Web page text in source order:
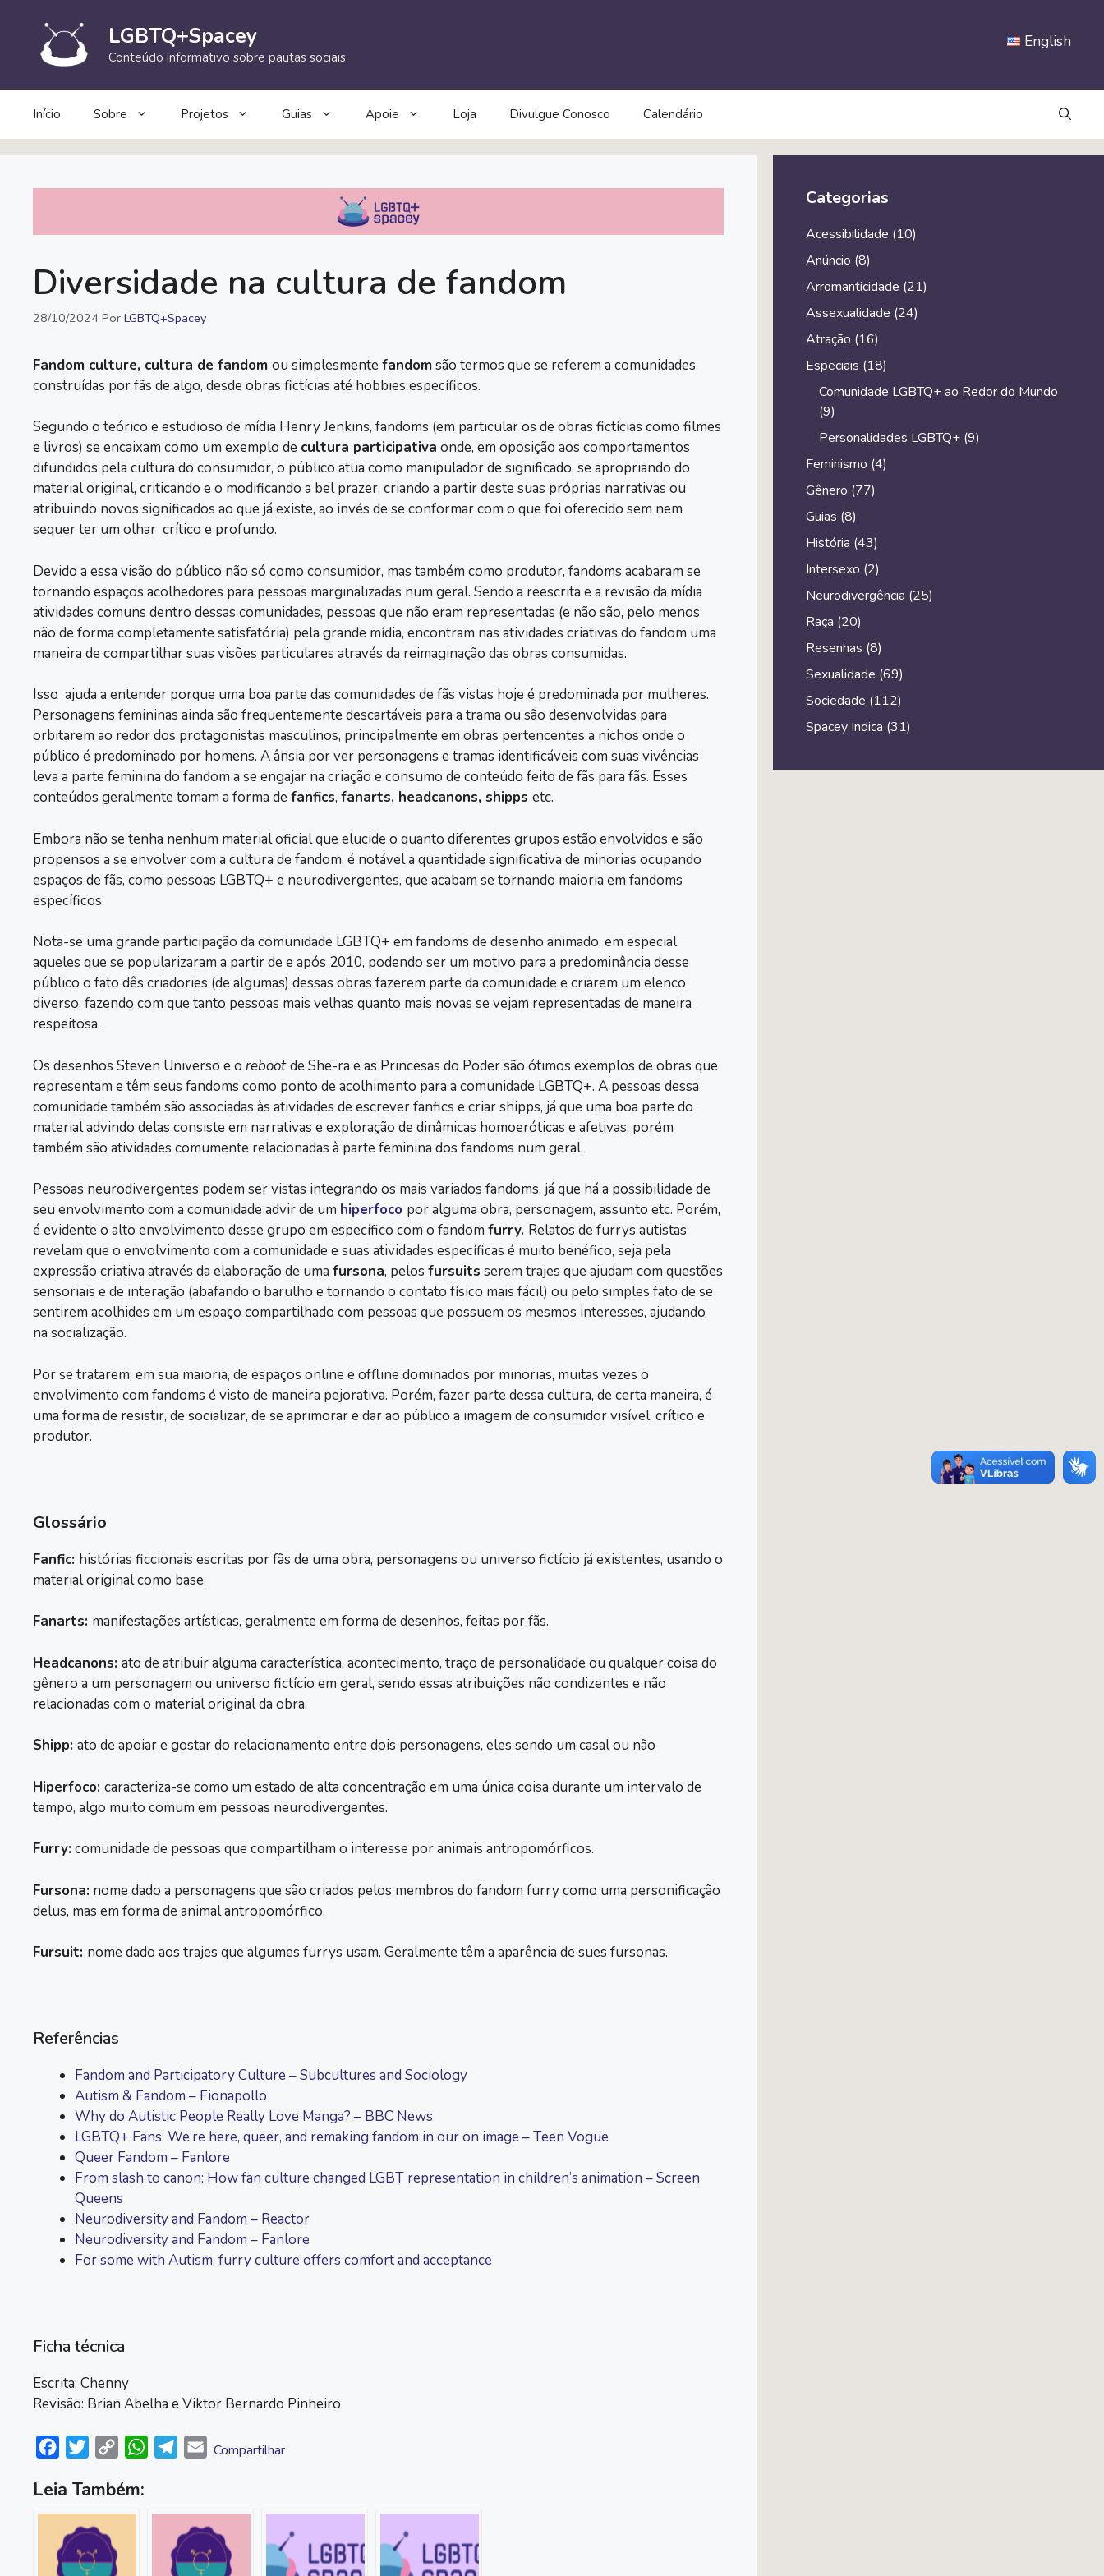
conteúdo
LGBTQ+Spacey
Conteúdo informativo sobre pautas sociais
English
Início Sobre Projetos Guias Apoie Loja Divulgue Conosco Calendário
Diversidade na cultura de fandom
28/10/2024 Por LGBTQ+Spacey
Fandom culture, cultura de fandom ou simplesmente fandomsão termos que se referem a comunidades
construídas por fãs de algo, desde obras fictícias até hobbies específicos.
Segundo o teórico e estudioso de mídia Henry Jenkins, fandoms (em particular os de obras fictícias como filmes
e livros) se encaixam como um exemplo de cultura participativa onde, em oposição aos comportamentos
difundidos pela cultura do consumidor, o público atua como manipulador de significado, se apropriando do
material original, criticando e o modificando a bel prazer, criando a partir deste suas próprias narrativas ou
atribuindo novos significados ao que já existe, ao invés de se conformar com o que foi oferecido sem nem
sequer ter um olhar crítico e profundo.
Devido a essa visão do público não só como consumidor, mas também como produtor, fandoms acabaram se
tornando espaços acolhedores para pessoas marginalizadas num geral. Sendo a reescrita e a revisão da mídia
atividades comuns dentro dessas comunidades, pessoas que não eram representadas (e não são, pelo menos
não de forma completamente satisfatória) pela grande mídia, encontram nas atividades criativas do fandom uma
maneira de compartilhar suas visões particulares através da reimaginação das obras consumidas.
Isso ajuda a entender porque uma boa parte das comunidades de fãs vistas hoje é predominada por mulheres.
Personagens femininas ainda são frequentemente descartáveis para a trama ou são desenvolvidas para
orbitarem ao redor dos protagonistas masculinos, principalmente em obras pertencentes a nichos onde o
público é predominado por homens. A ânsia por ver personagens e tramas identificáveis com suas vivências
leva a parte feminina do fandom a se engajar na criação e consumo de conteúdo feito de fãs para fãs. Esses
conteúdos geralmente tomam a forma de fanfics, fanarts, headcanons, shipps etc.
Embora não se tenha nenhum material oficial que elucide o quanto diferentes grupos estão envolvidos e são
propensos a se envolver com a cultura de fandom, é notável a quantidade significativa de minorias ocupando
espaços de fãs, como pessoas LGBTQ+ e neurodivergentes, que acabam se tornando maioria em fandoms
específicos.
Nota-se uma grande participação da comunidade LGBTQ+ em fandoms de desenho animado, em especial
aqueles que se popularizaram a partir de e após 2010, podendo ser um motivo para a predominância desse
público o fato dês criadories (de algumas) dessas obras fazerem parte da comunidade e criarem um elenco
diverso, fazendo com que tanto pessoas mais velhas quanto mais novas se vejam representadas de maneira
respeitosa.
Os desenhos Steven Universo e o reboot de She-ra e as Princesas do Poder são ótimos exemplos de obras que
representam e têm seus fandoms como ponto de acolhimento para a comunidade LGBTQ+. A pessoas dessa
comunidade também são associadas às atividades de escrever fanfics e criar shipps, já que uma boa parte do
material advindo delas consiste em narrativas e exploração de dinâmicas homoeróticas e afetivas, porém
também são atividades comumente relacionadas à parte feminina dos fandoms num geral.
Pessoas neurodivergentes podem ser vistas integrando os mais variados fandoms, já que há a possibilidade de
seu envolvimento com a comunidade advir de um hiperfoco por alguma obra, personagem, assunto etc. Porém,
é evidente o alto envolvimento desse grupo em específico com o fandom furry. Relatos de furrys autistas
revelam que o envolvimento com a comunidade e suas atividades específicas é muito benéfico, seja pela
expressão criativa através da elaboração de uma fursona, pelos fursuits serem trajes que ajudam com questões
sensoriais e de interação (abafando o barulho e tornando o contato físico mais fácil) ou pelo simples fato de se
sentirem acolhides em um espaço compartilhado com pessoas que possuem os mesmos interesses, ajudando
na socialização.
Por se tratarem, em sua maioria, de espaços online e offline dominados por minorias, muitas vezes o
envolvimento com fandoms é visto de maneira pejorativa. Porém, fazer parte dessa cultura, de certa maneira, é
uma forma de resistir, de socializar, de se aprimorar e dar ao público a imagem de consumidor visível, crítico e
produtor.
Glossário
Fanfic: histórias ficcionais escritas por fãs de uma obra, personagens ou universo fictício já existentes, usando o
material original como base.
Fanarts: manifestações artísticas, geralmente em forma de desenhos, feitas por fãs.
Headcanons: ato de atribuir alguma característica, acontecimento, traço de personalidade ou qualquer coisa do
gênero a um personagem ou universo fictício em geral, sendo essas atribuições não condizentes e não
relacionadas com o material original da obra.
Shipp: ato de apoiar e gostar do relacionamento entre dois personagens, eles sendo um casal ou não
Hiperfoco: caracteriza-se como um estado de alta concentração em uma única coisa durante um intervalo de
tempo, algo muito comum em pessoas neurodivergentes.
Furry:comunidade de pessoas que compartilham o interesse por animais antropomórficos.
Fursona: nome dado a personagens que são criados pelos membros do fandom furry como uma personificação
delus, mas em forma de animal antropomórfico.
Fursuit: nome dado aos trajes que algumes furrys usam. Geralmente têm a aparência de sues fursonas.
Referências
Fandom and Participatory Culture – Subcultures and Sociology
Autism & Fandom – Fionapollo
Why do Autistic People Really Love Manga? – BBC News
LGBTQ+ Fans: We’re here, queer, and remaking fandom in our on image – Teen Vogue
Queer Fandom – Fanlore
From slash to canon: How fan culture changed LGBT representation in children’s animation – Screen
Queens
Neurodiversity and Fandom – Reactor
Neurodiversity and Fandom – Fanlore
For some with Autism, furry culture offers comfort and acceptance
Ficha técnica
Escrita: Chenny
Revisão: Brian Abelha e Viktor Bernardo Pinheiro
c
e
b
o
i
t
t
e
p
y
W
t
e
g
r
E
i
l
Compartilhar
Leia Também:
Categorias
Acessibilidade (10)
Anúncio (8)
Arromanticidade (21)
Assexualidade (24)
Atração (16)
Especiais (18)
Comunidade LGBTQ+ ao Redor do Mundo
(9)
Personalidades LGBTQ+(9)
Feminismo (4)
Gênero (77)
Guias (8)
História (43)
Intersexo (2)
Neurodivergência (25)
Raça (20)
Resenhas (8)
Sexualidade (69)
Sociedade (112)
Spacey Indica (31)